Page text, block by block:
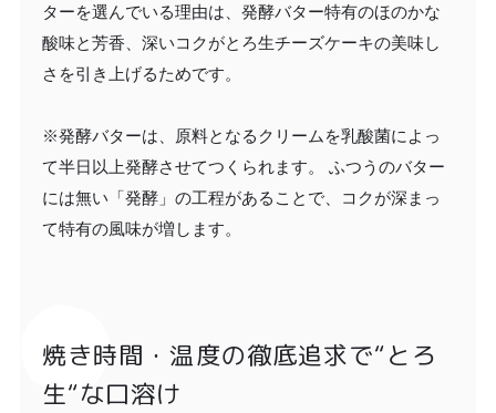
ターを選んでいる理由は、発酵バター特有のほのかな
酸味と芳香、深いコクがとろ生チーズケーキの美味し
さを引き上げるためです。
※発酵バターは、原料となるクリームを乳酸菌によっ
て半日以上発酵させてつくられます。 ふつうのバター
には無い「発酵」の工程があることで、コクが深まっ
て特有の風味が増します。
焼き時間・温度の徹底追求で“とろ
生“な口溶け